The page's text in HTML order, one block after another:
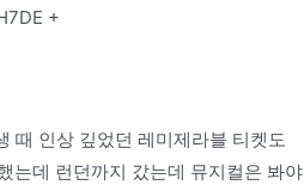
+
때 인상 깊었던 레미제라블 티켓도
는데 런던까지 갔는데 뮤지컬은 봐야